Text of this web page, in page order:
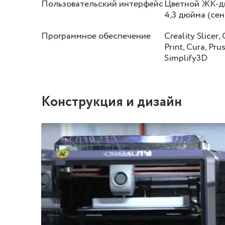
Пользовательский интерфейсЦветной ЖК-
4,3 дюйма
Программное обеспечение
Creality Slicer,
Print, Cura,
Simplify3D
Конструкция и дизайн